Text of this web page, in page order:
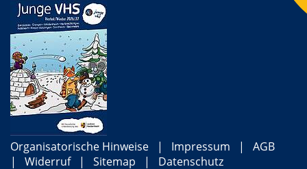
Organisatorische Hinweise Impressum
AGB
Widerruf
Sitemap Datenschutz